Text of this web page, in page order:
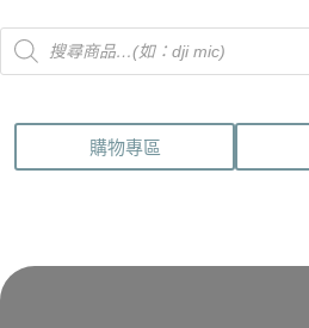
Products
search
購物專區